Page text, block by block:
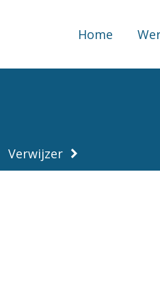
Home
Verwijzer